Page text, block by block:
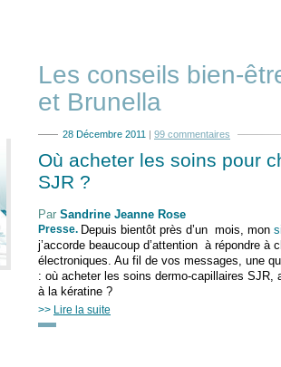
Les conseils bien-
et Brunella
28 Décembre 2011 | 99 commentaires
Où acheter les soins pour
SJR ?
Par Sandrine Jeanne Rose
Presse. Depuis bientôt près d’un mois, mon
j’accorde beaucoup d’attention à répondre
électroniques. Au fil de vos messages, une
: où acheter les soins dermo-capillaires SJR,
à la kératine ?
>> Lire la suite